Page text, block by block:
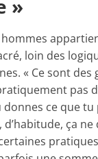
»
hommes
loin des
« Ce sont des
pas
ce que tu
d’habitude, ça